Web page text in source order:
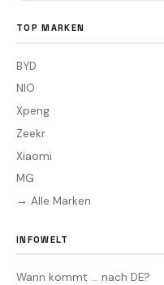
TOP MARKEN
BYD
NIO
Xpeng
Zeekr
Xiaomi
MG
→ Alle Marken
INFOWELT
Wann kommt … nach DE?